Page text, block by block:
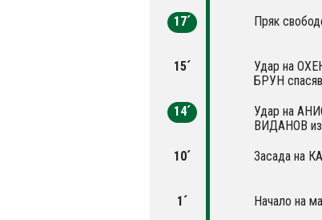
17´ Пряк
15´
Удар на
БРУН
14´
Удар на
ВИДАНОВ
10´
Засада на
1´ Начало на